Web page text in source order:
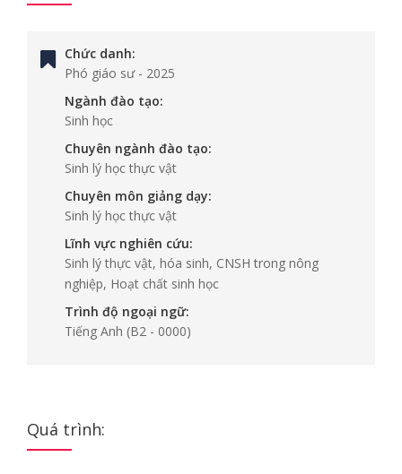
Chức danh:
Phó giáo sư- 2025
Ngành đào tạo:
Sinh học
Chuyên ngành đào tạo:
Sinh lý học thực vật
Chuyên môn giảng dạy:
Sinh lý học thực vật
Lĩnh vực nghiên cứu:
Sinh lý thực vật, hóa sinh, CNSH trong nông
nghiệp, Hoạt chất sinh học
Trình độ ngoại ngữ:
Tiếng Anh (B2 - 0000)
Quá trình: